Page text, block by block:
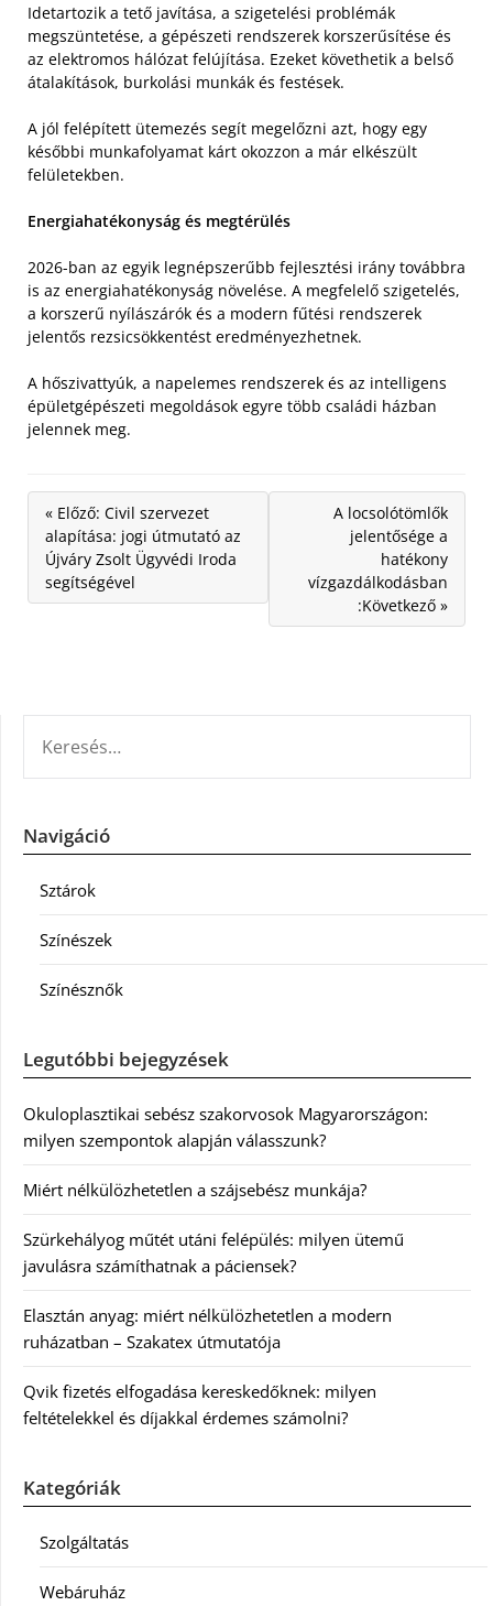
Idetartozik a tető javítása, a szigetelési problémák
megszüntetése, a gépészeti rendszerek korszerűsítése és
az elektromos hálózat felújítása. Ezeket követhetik a belső
átalakítások, burkolási munkák és festések.
A jól felépített ütemezés segít megelőzni azt, hogy egy
későbbi munkafolyamat kárt okozzon a már elkészült
felületekben.
Energiahatékonyság és megtérülés
2026-ban az egyik legnépszerűbb fejlesztési irány továbbra
is az energiahatékonyság növelése. A megfelelő szigetelés,
a korszerű nyílászárók és a modern fűtési rendszerek
jelentős rezsicsökkentést eredményezhetnek.
A hőszivattyúk, a napelemes rendszerek és az intelligens
épületgépészeti megoldások egyre több családi házban
jelennek meg.
« Előző: Civil szervezet
alapítása: jogi útmutató az
Újváry Zsolt Ügyvédi Iroda
segítségével
A locsolótömlők
jelentősége a
hatékony
vízgazdálkodásban
:Következő »
Navigáció
Sztárok
Színészek
Színésznők
Legutóbbi bejegyzések
Okuloplasztikai sebész szakorvosok Magyarországon:
milyen szempontok alapján válasszunk?
Miért nélkülözhetetlen a szájsebész munkája?
Szürkehályog műtét utáni felépülés: milyen ütemű
javulásra számíthatnak a páciensek?
Elasztán anyag: miért nélkülözhetetlen a modern
ruházatban – Szakatex útmutatója
Qvik fizetés elfogadása kereskedőknek: milyen
feltételekkel és díjakkal érdemes számolni?
Kategóriák
Szolgáltatás
Webáruház